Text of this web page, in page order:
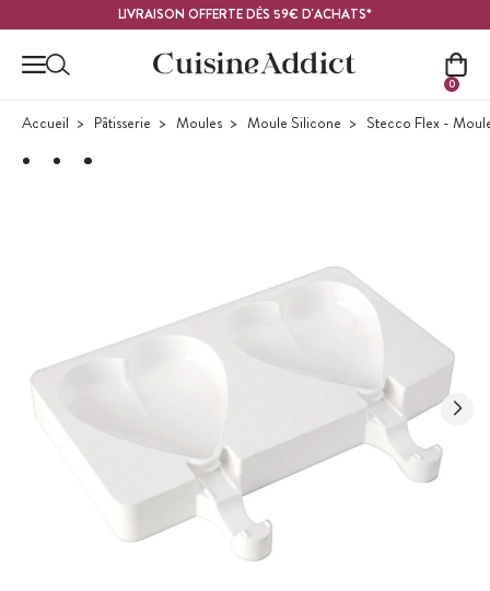
LIVRAISON OFFERTE DÈS 59€ D'ACHATS*
0
Accueil Pâtisserie Moules Moule Silicone Stecco Flex -